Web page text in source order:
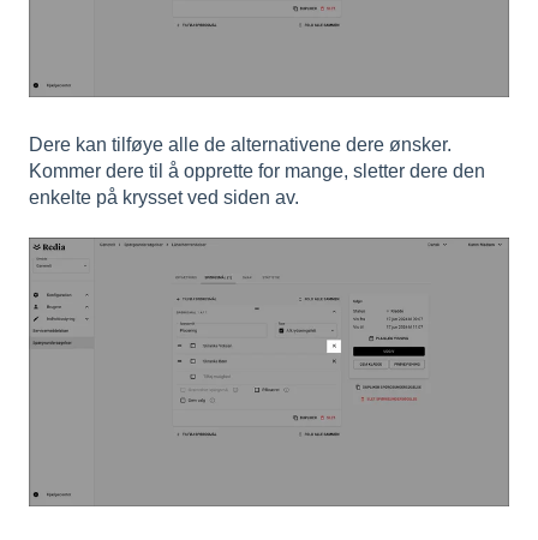
Dere kan tilføye alle de alternativene dere ønsker.
Kommer dere til å opprette for mange, sletter dere den
enkelte på krysset ved siden av.